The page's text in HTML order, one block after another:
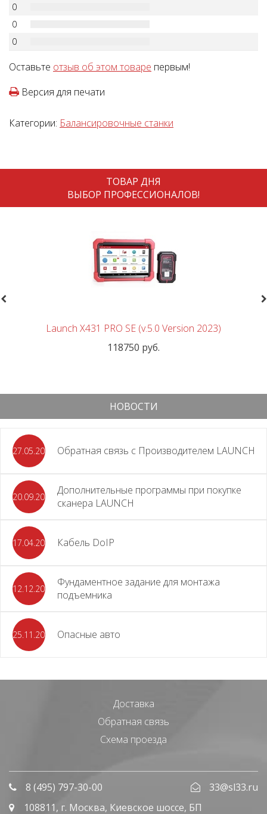
0
0
0
Оставьте отзыв об этом товаре первым!
Версия для печати
Категории: Балансировочные станки
ТОВАР ДНЯ
ВЫБОР ПРОФЕССИОНАЛОВ!
Launch X431 PRO SE (v.5.0 Version 2023)
118750 руб.
НОВОСТИ
27.05.2026 Обратная связь с Производителем LAUNCH
20.09.2025
Дополнительные программы при покупке
сканера LAUNCH
17.04.2024 Кабель DoIP
12.12.2023
Фундаментное задание для монтажа
подъемника
25.11.2023 Опасные авто
Доставка
Обратная связь
Схема проезда
8 (495) 797-30-00
33@sl33.ru
108811, г. Москва, Киевское шоссе, БП